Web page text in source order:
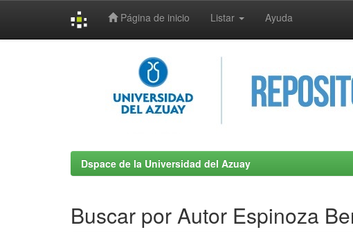
Página de inicio Listar Ayuda
Dspace de la Universidad del Azuay
Buscar por Autor Espinoza